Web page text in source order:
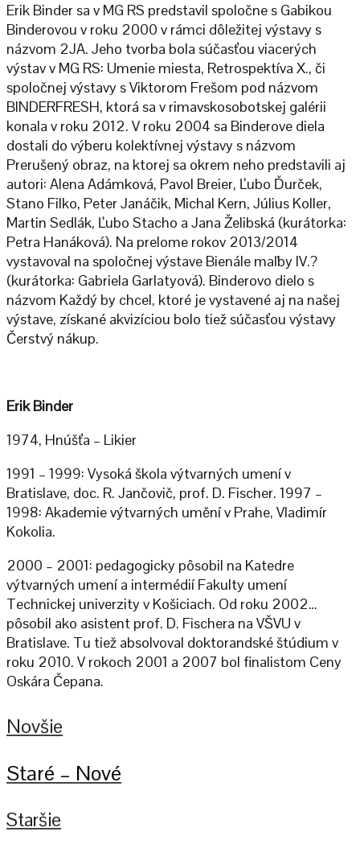
Erik Binder sa v MG RS predstavil spoločne s Gabikou
Binderovou v roku 2000 v rámci dôležitej výstavy s
názvom 2JA. Jeho tvorba bola súčasťou viacerých
výstav v MG RS: Umenie miesta, Retrospektíva X., či
spoločnej výstavy s Viktorom Frešom pod názvom
BINDERFRESH, ktorá sa v rimavskosobotskej galérii
konala v roku 2012. V roku 2004 sa Binderove diela
dostali do výberu kolektívnej výstavy s názvom
Prerušený obraz, na ktorej sa okrem neho predstavili aj
autori: Alena Adámková, Pavol Breier, Ľubo Ďurček,
Stano Filko, Peter Janáčik, Michal Kern, Július Koller,
Martin Sedlák, Ľubo Stacho a Jana Želibská (kurátorka:
Petra Hanáková). Na prelome rokov 2013/2014
vystavoval na spoločnej výstave Bienále maľby IV.?
(kurátorka: Gabriela Garlatyová). Binderovo dielo s
názvom Každý by chcel, ktoré je vystavené aj na našej
výstave, získané akvizíciou bolo tiež súčasťou výstavy
Čerstvý nákup.
Erik Binder
1974, Hnúšťa – Likier
1991 – 1999: Vysoká škola výtvarných umení v
Bratislave, doc. R. Jančovič, prof. D. Fischer. 1997 –
1998: Akademie výtvarných umění v Prahe, Vladimír
Kokolia.
2000 – 2001: pedagogicky pôsobil na Katedre
výtvarných umení a intermédií Fakulty umení
Technickej univerzity v Košiciach. Od roku 2002…
pôsobil ako asistent prof. D. Fischera na VŠVU v
Bratislave. Tu tiež absolvoval doktorandské štúdium v
roku 2010. V rokoch 2001 a 2007 bol finalistom Ceny
Oskára Čepana.
Novšie
Staré – Nové
Staršie